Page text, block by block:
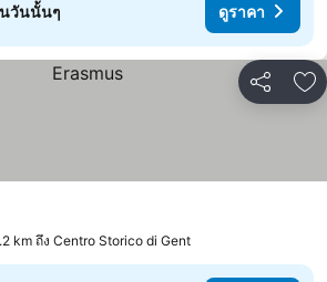
นวันนั้นๆ ดูราคา
แชร์ เ
km ถึง Centro Storico di Gent